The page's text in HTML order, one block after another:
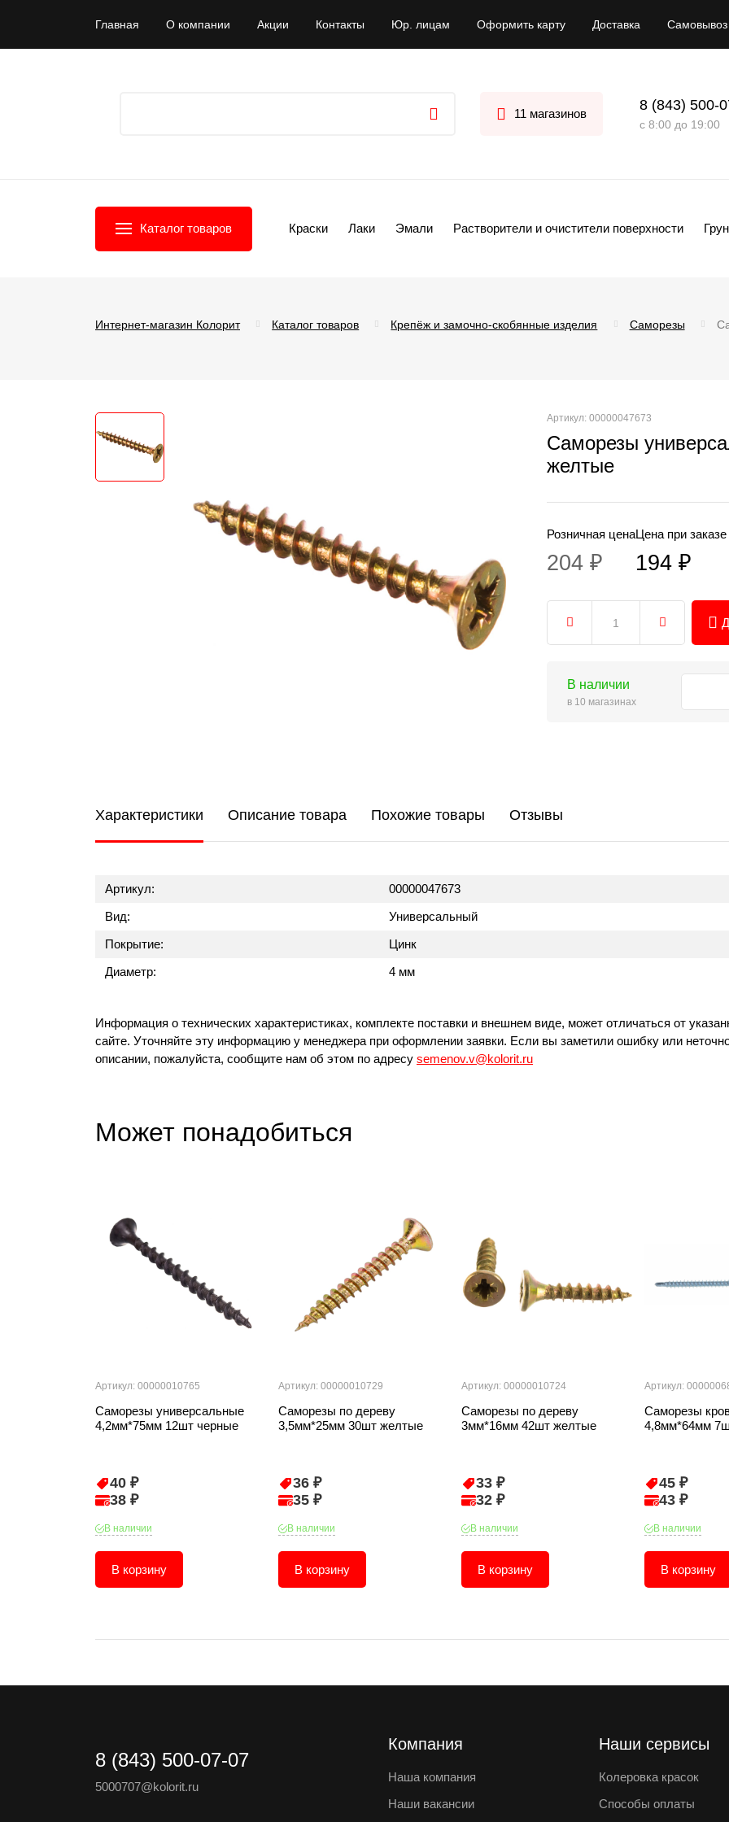
Главная О компании Акции Контакты Юр. лицам Оформить карту Доставка Самовывоз
11 магазинов
8 (843) 500-
с 8:00 до 19:00
Каталог товаров Краски Лаки Эмали Растворители и очистители поверхности
Интернет-магазин Колорит Каталог товаров Крепёж и замочно-скобянные изделия Саморезы
Артикул: 00000047673
Саморезы
желтые
Розничная цена
204 ₽
Цена при
194 ₽
В наличии
в 10 магазинах
Характеристики Описание товара Похожие товары Отзывы
Артикул:
00000047673
Вид:
Универсальный
Покрытие:
Цинк
Диаметр:
4 мм
Информация о технических характеристиках, комплекте поставки и внешнем виде, может отличаться от
сайте. Уточняйте эту информацию у менеджера при оформлении заявки. Если вы заметили ошибку или
описании, пожалуйста, сообщите нам об этом по адресу semenov.v@kolorit.ru
Может понадобиться
Артикул: 00000010765
Саморезы универсальные
4,2мм*75мм 12шт черные
40 ₽
38 ₽
В наличии
В корзину
Артикул: 00000010729
Саморезы по дереву
3,5мм*25мм 30шт желтые
36 ₽
35 ₽
В наличии
В корзину
Артикул: 00000010724
Саморезы по дереву
3мм*16мм 42шт желтые
33 ₽
32 ₽
В наличии
В корзину
Артикул:
Саморезы
4,8мм*64мм
45 ₽
43 ₽
В наличии
В корзину
8 (843) 500-07-07
5000707@kolorit.ru
Компания
Наша компания
Наши вакансии
Наши сервисы
Колеровка красок
Способы оплаты